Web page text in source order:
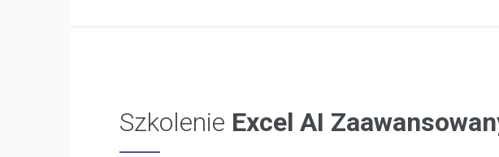
Szkolenie Excel AI